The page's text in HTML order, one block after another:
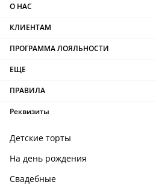
О НАС
КЛИЕНТАМ
ПРОГРАММА ЛОЯЛЬНОСТИ
ЕЩЕ
ПРАВИЛА
Реквизиты
Детские торты
На день рождения
Свадебные